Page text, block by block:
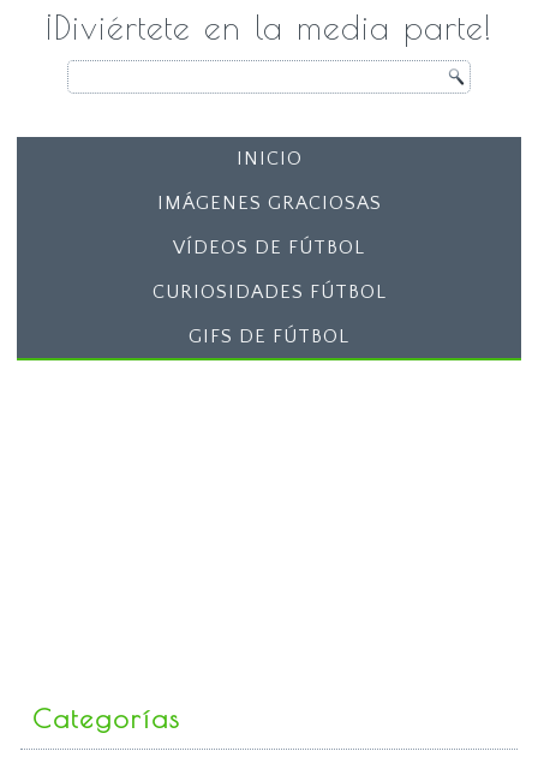
¡Diviértete en la media parte!
INICIO
IMÁGENES GRACIOSAS
VÍDEOS DE FÚTBOL
CURIOSIDADES FÚTBOL
GIFS DE FÚTBOL
Categorías